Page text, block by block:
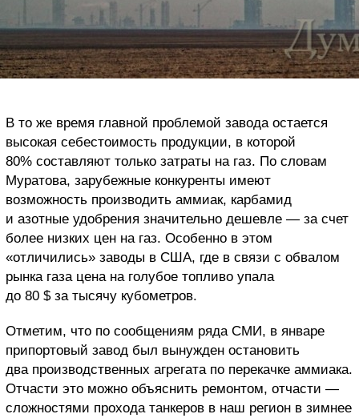
В то же время главной проблемой завода остается
высокая себестоимость продукции, в которой
80% составляют только затраты на газ. По словам
Муратова, зарубежные конкуренты имеют
возможность производить аммиак, карбамид
и азотные удобрения значительно дешевле — за счет
более низких цен на газ. Особенно в этом
«отличились» заводы в США, где в связи с обвалом
рынка газа цена на голубое топливо упала
до 80 $ за тысячу кубометров.
Отметим, что по сообщениям ряда СМИ, в январе
припортовый завод был вынужден остановить
два производственных агрегата по перекачке аммиака.
Отчасти это можно объяснить ремонтом, отчасти —
сложностями прохода танкеров в наш регион в зимнее